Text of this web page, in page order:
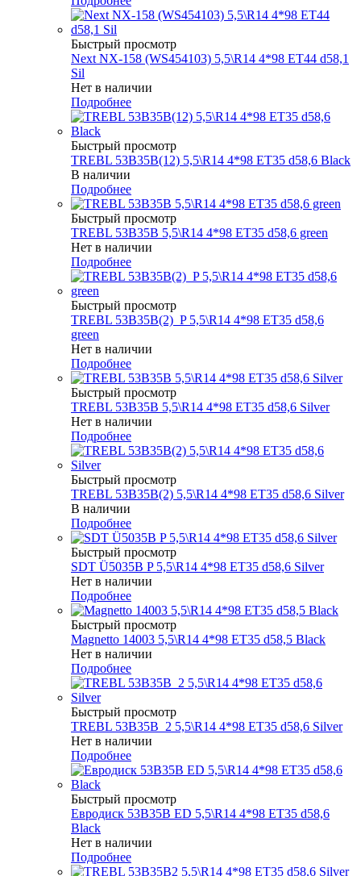
Быстрый просмотр
Next NX-158 (WS454103) 5,5\R14 4*98 ET44 d58,1
Sil
Нет в наличии
Подробнее
Быстрый просмотр
TREBL 53B35B(12) 5,5\R14 4*98 ET35 d58,6 Black
В наличии
Подробнее
Быстрый просмотр
TREBL 53B35B 5,5\R14 4*98 ET35 d58,6 green
Нет в наличии
Подробнее
Быстрый просмотр
TREBL 53B35B(2)_P 5,5\R14 4*98 ET35 d58,6
green
Нет в наличии
Подробнее
Быстрый просмотр
TREBL 53B35B 5,5\R14 4*98 ET35 d58,6 Silver
Нет в наличии
Подробнее
Быстрый просмотр
TREBL 53B35B(2) 5,5\R14 4*98 ET35 d58,6 Silver
В наличии
Подробнее
Быстрый просмотр
SDT Ü5035B P 5,5\R14 4*98 ET35 d58,6 Silver
Нет в наличии
Подробнее
Быстрый просмотр
Magnetto 14003 5,5\R14 4*98 ET35 d58,5 Black
Нет в наличии
Подробнее
Быстрый просмотр
TREBL 53B35B_2 5,5\R14 4*98 ET35 d58,6 Silver
Нет в наличии
Подробнее
Быстрый просмотр
Евродиск 53B35B ED 5,5\R14 4*98 ET35 d58,6
Black
Нет в наличии
Подробнее